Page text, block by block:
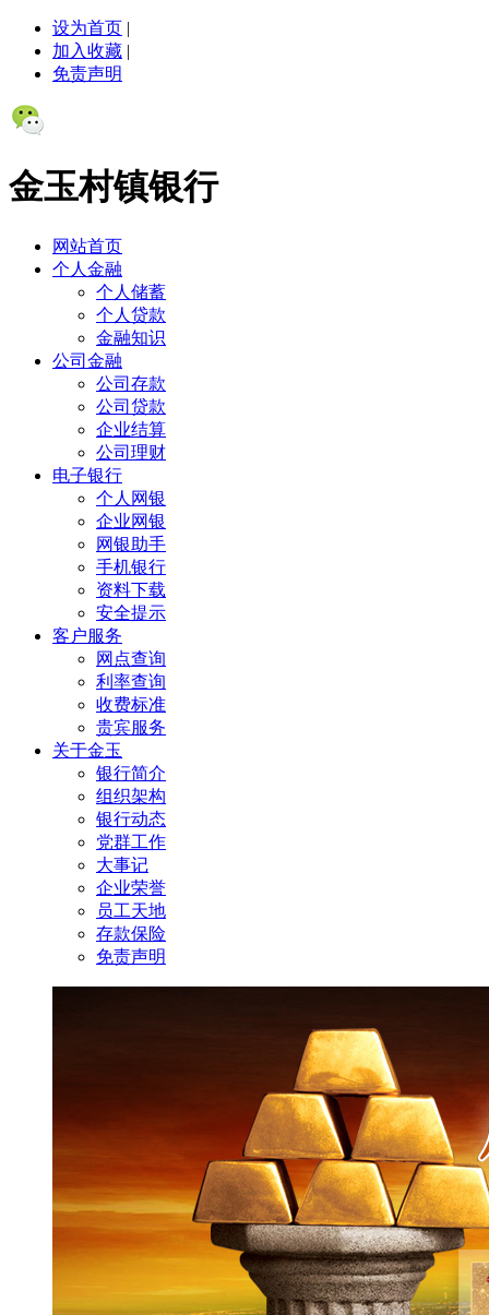
设为首页 |
加入收藏 |
免责声明
金玉村镇银行
网站首页
个人金融
个人储蓄
个人贷款
金融知识
公司金融
公司存款
公司贷款
企业结算
公司理财
电子银行
个人网银
企业网银
网银助手
手机银行
资料下载
安全提示
客户服务
网点查询
利率查询
收费标准
贵宾服务
关于金玉
银行简介
组织架构
银行动态
党群工作
大事记
企业荣誉
员工天地
存款保险
免责声明